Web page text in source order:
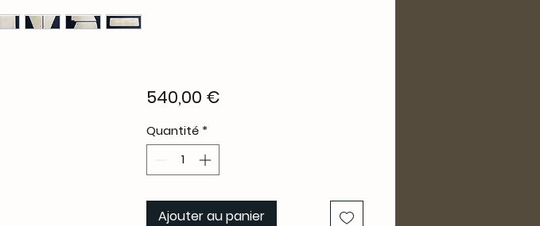
540,00 €Prix
Quantité *
Ajouter au panier